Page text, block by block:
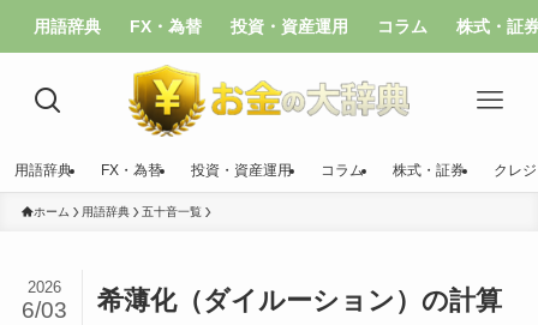
用語辞典 FX・為替 投資・資産運用 コラム 株式・証
用語辞典 FX・為替 投資・資産運用 コラム 株式・証券 クレ
ホーム 用語辞典 五十音一覧
希薄化（ダイルーション）の計算
2026
6/03